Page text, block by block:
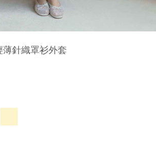
針織罩衫外套